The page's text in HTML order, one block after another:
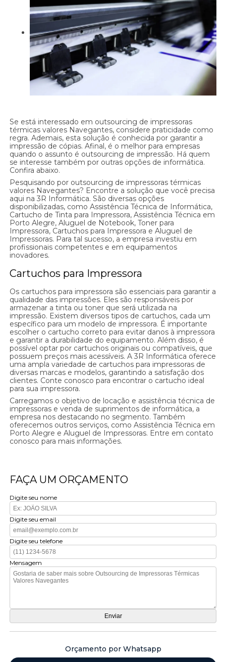
Se está interessado em outsourcing de impressoras
térmicas valores Navegantes, considere praticidade como
regra. Ademais, esta solução é conhecida por garantir a
impressão de cópias. Afinal, é o melhor para empresas
quando o assunto é outsourcing de impressão. Há quem
se interesse também por outras opções de informática.
Confira abaixo.
Pesquisando por outsourcing de impressoras térmicas
valores Navegantes? Encontre a solução que você precisa
aqui na 3R Informática. São diversas opções
disponibilizadas, como Assistência Técnica de Informática,
Cartucho de Tinta para Impressora, Assistência Técnica em
Porto Alegre, Aluguel de Notebook, Toner para
Impressora, Cartuchos para Impressora e Aluguel de
Impressoras. Para tal sucesso, a empresa investiu em
profissionais competentes e em equipamentos
inovadores.
Cartuchos para Impressora
Os cartuchos para impressora são essenciais para garantir a
qualidade das impressões. Eles são responsáveis por
armazenar a tinta ou toner que será utilizada na
impressão. Existem diversos tipos de cartuchos, cada um
específico para um modelo de impressora. É importante
escolher o cartucho correto para evitar danos à impressora
e garantir a durabilidade do equipamento. Além disso, é
possível optar por cartuchos originais ou compatíveis, que
possuem preços mais acessíveis. A 3R Informática oferece
uma ampla variedade de cartuchos para impressoras de
diversas marcas e modelos, garantindo a satisfação dos
clientes. Conte conosco para encontrar o cartucho ideal
para sua impressora.
Carregamos o objetivo de locação e assistência técnica de
impressoras e venda de suprimentos de informática, a
empresa nos destacando no segmento. Também
oferecemos outros serviços, como Assistência Técnica em
Porto Alegre e Aluguel de Impressoras. Entre em contato
conosco para mais informações.
FAÇA UM ORÇAMENTO
Digite seu nome
Digite seu email
Digite seu telefone
Mensagem
Orçamento por Whatsapp